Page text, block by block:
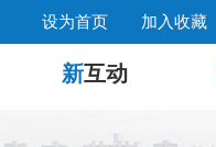
设为首页 加入收藏
新互动